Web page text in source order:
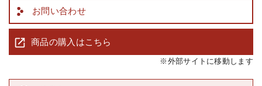
お問い合わせ
商品の購入はこちら
※外部サイトに移動します